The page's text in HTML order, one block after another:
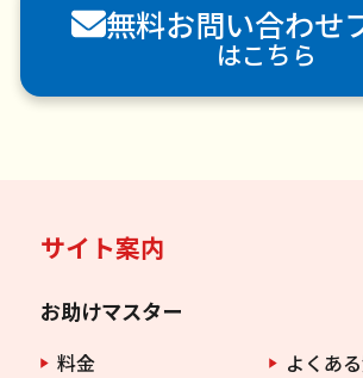
害虫駆除
無料お問い合わせ
はこちら
サイト案内
お助けマスター
料金
よくあ